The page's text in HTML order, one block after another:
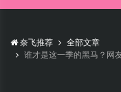
奈飞推荐
全部文章
谁才是这一季的黑马？网